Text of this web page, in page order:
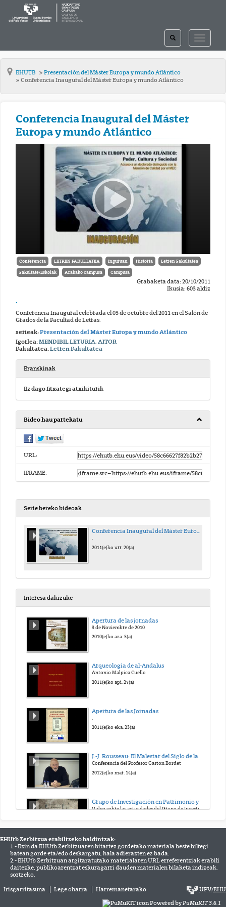
TOGGLE
TOGGLE
SEARCH
EHUTB
Presentación del Máster Europa y mundo Atlántico
Conferencia Inaugural del Máster Europa y mundo Atlántico
Conferencia Inaugural del Máster
Europa y mundo Atlántico
Conferencia LETREN FAKULTATEA Inguruan Historia Letren Fakultatea
Fakultate/Eskolak Arabako campusa Campusa
Grabaketa data: 20/10/2011
Ikusia: 603 aldiz
.
Conferencia Inaugural celebrada el 03 de octubre del 2011 en el Salón de
Grados de la Facultad de Letras.
serieak:Presentación del Máster Europa y mundo Atlántico
Igorlea:MENDIBIL LETURIA, AITOR
Fakultatea:Letren Fakultatea
Eranskinak
Ez dago fitxategi atxikiturik
Bideo hau partekatu
URL:
IFRAME:
Serie bereko bideoak
Conferencia Inaugural del Máster Europa y mundo Atlántico
.
2011(e)ko urr. 20(a)
Interesa dakizuke
Apertura de las jornadas
3 de Noviembre de 2010
2010(e)ko aza. 3(a)
Arqueología de al-Andalus
Antonio Malpica Cuello
2011(e)ko api. 27(a)
Apertura de las Jornadas
2011(e)ko eka. 23(a)
J.-J. Rousseau: El Malestar del Siglo de las Luces
Conferencia del Profesor Gaston Bordet
2012(e)ko mar. 14(a)
Video sobre las actividades del Grupo de Investigación en Patrimonio y Paisajes Culturales
UPV/EHUko II Inklusio Plana
2012(e)ko abe. 13(a)
Le origini della cittá medievale in Occidente
Gian Pietro Brogiolo
EHUtb Zerbitzua erabiltzeko baldintzak:
1.- Ezin da EHUtb Zerbitzuaren bitartez gordetako materiala beste biltegi
batean gorde eta/edo deskargatu, hala adierazten ez bada.
2.- EHUtb Zerbitzuan argitaratutako materialaren URL erreferentziak erabili
daitezke, publikoarentzat eskuragarri dauden materialen bilaketa indizeak,
sortzeko.
Irisgarritasuna Lege oharra Harremanetarako UPV/EHU
Powered by PuMuKIT 3.6.1